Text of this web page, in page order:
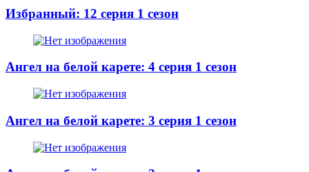
Избранный: 12 серия 1 сезон
Ангел на белой карете: 4 серия 1 сезон
Ангел на белой карете: 3 серия 1 сезон